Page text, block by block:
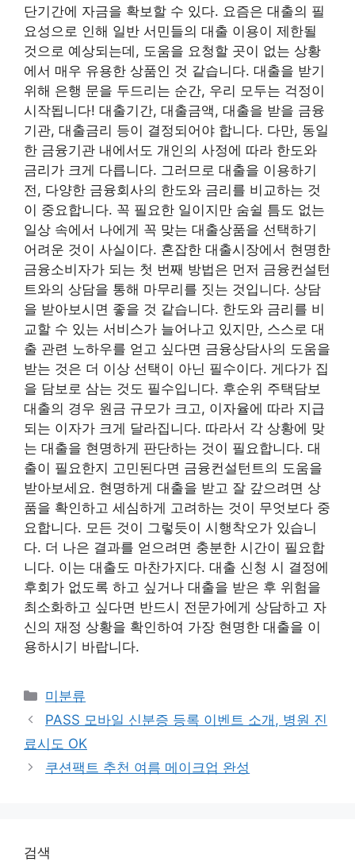
단기간에 자금을 확보할 수 있다. 요즘은 대출의 필
요성으로 인해 일반 서민들의 대출 이용이 제한될
것으로 예상되는데, 도움을 요청할 곳이 없는 상황
에서 매우 유용한 상품인 것 같습니다. 대출을 받기
위해 은행 문을 두드리는 순간, 우리 모두는 걱정이
시작됩니다! 대출기간, 대출금액, 대출을 받을 금융
기관, 대출금리 등이 결정되어야 합니다. 다만, 동일
한 금융기관 내에서도 개인의 사정에 따라 한도와
금리가 크게 다릅니다. 그러므로 대출을 이용하기
전, 다양한 금융회사의 한도와 금리를 비교하는 것
이 중요합니다. 꼭 필요한 일이지만 숨쉴 틈도 없는
일상 속에서 나에게 꼭 맞는 대출상품을 선택하기
어려운 것이 사실이다. 혼잡한 대출시장에서 현명한
금융소비자가 되는 첫 번째 방법은 먼저 금융컨설턴
트와의 상담을 통해 마무리를 짓는 것입니다. 상담
을 받아보시면 좋을 것 같습니다. 한도와 금리를 비
교할 수 있는 서비스가 늘어나고 있지만, 스스로 대
출 관련 노하우를 얻고 싶다면 금융상담사의 도움을
받는 것은 더 이상 선택이 아닌 필수이다. 게다가 집
을 담보로 삼는 것도 필수입니다. 후순위 주택담보
대출의 경우 원금 규모가 크고, 이자율에 따라 지급
되는 이자가 크게 달라집니다. 따라서 각 상황에 맞
는 대출을 현명하게 판단하는 것이 필요합니다. 대
출이 필요한지 고민된다면 금융컨설턴트의 도움을
받아보세요. 현명하게 대출을 받고 잘 갚으려면 상
품을 확인하고 세심하게 고려하는 것이 무엇보다 중
요합니다. 모든 것이 그렇듯이 시행착오가 있습니
다. 더 나은 결과를 얻으려면 충분한 시간이 필요합
니다. 이는 대출도 마찬가지다. 대출 신청 시 결정에
후회가 없도록 하고 싶거나 대출을 받은 후 위험을
최소화하고 싶다면 반드시 전문가에게 상담하고 자
신의 재정 상황을 확인하여 가장 현명한 대출을 이
용하시기 바랍니다.
Categories
미분류
PASS 모바일 신분증 등록 이벤트 소개, 병원 진
료시도 OK
쿠션팩트 추천 여름 메이크업 완성
검색